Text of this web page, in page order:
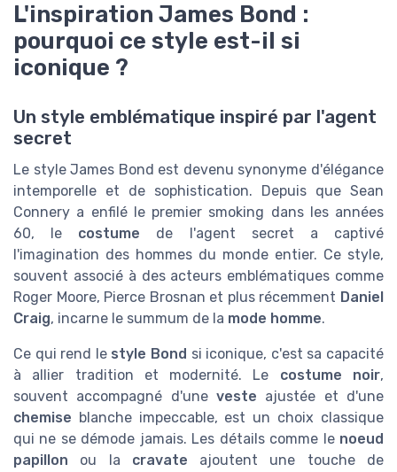
L'inspiration James Bond :
pourquoi ce style est-il si
iconique ?
Un style emblématique inspiré par l'agent
secret
Le style James Bond est devenu synonyme d'élégance
intemporelle et de sophistication. Depuis que Sean
Connery a enfilé le premier smoking dans les années
60, le costume de l'agent secret a captivé
l'imagination des hommes du monde entier. Ce style,
souvent associé à des acteurs emblématiques comme
Roger Moore, Pierce Brosnan et plus récemment Daniel
Craig, incarne le summum de la mode homme.
Ce qui rend le style Bond si iconique, c'est sa capacité
à allier tradition et modernité. Le costume noir,
souvent accompagné d'une veste ajustée et d'une
chemise blanche impeccable, est un choix classique
qui ne se démode jamais. Les détails comme le noeud
papillon ou la cravate ajoutent une touche de